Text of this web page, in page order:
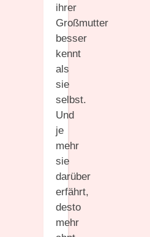
ihrer
Großmutter
besser
kennt
als
sie
selbst.
Und
je
mehr
sie
darüber
erfährt,
desto
mehr